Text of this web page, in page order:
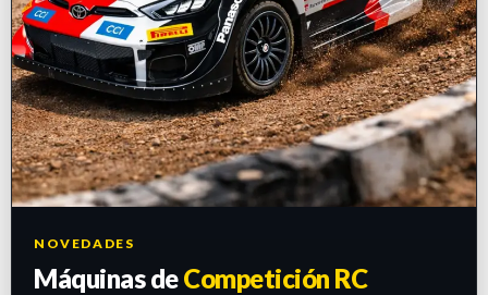
NOVEDADES
Máquinas deCompetición RC